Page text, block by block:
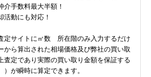
介手数料最大半額！
活動にも対応！
定サイトに㎡数 所在階のみ入力するだけ
から算出された相場価格及び弊社の買い取
査定であり実際の買い取り金額を保証する
）が瞬時に算定できます。